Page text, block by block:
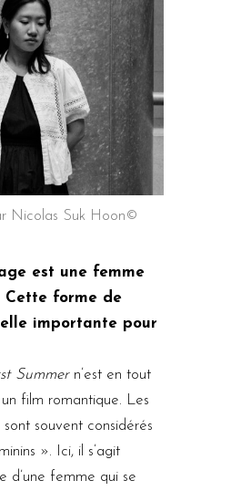
Nicolas Suk Hoon©
est une femme
Cette forme de
importante pour
Summern’est en tout
film romantique. Les
souvent considérés
». Ici, il s’agit
d’une femme qui se